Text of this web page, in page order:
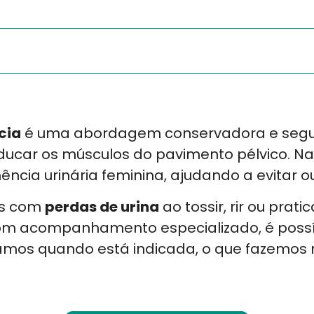
é uma abordagem conservadora e
os músculos do pavimento pélvico.
urinária feminina, ajudando a evitar
com perdas de urina ao tossir, rir ou
acompanhamento especializado, é
quando está indicada, o que